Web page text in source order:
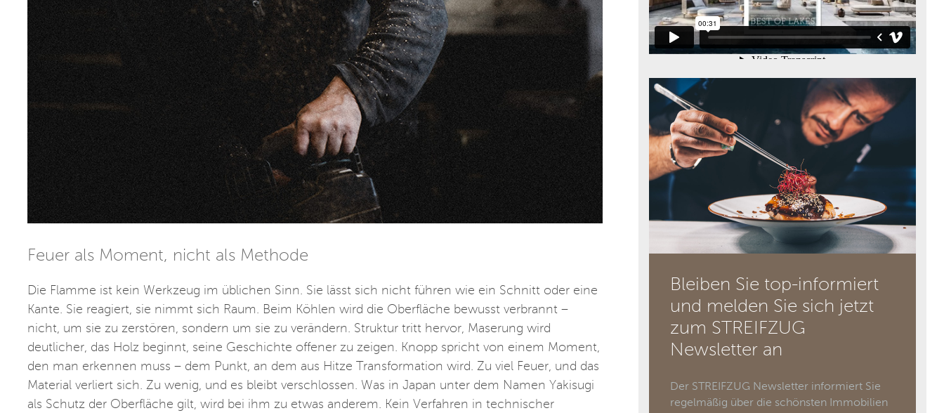
Feuer als Moment, nicht als Methode
Die Flamme ist kein Werkzeug im üblichen Sinn. Sie lässt sich nicht führen wie ein Schnitt oder eine
Kante. Sie reagiert, sie nimmt sich Raum. Beim Köhlen wird die Oberfläche bewusst verbrannt –
nicht, um sie zu zerstören, sondern um sie zu verändern. Struktur tritt hervor, Maserung wird
deutlicher, das Holz beginnt, seine Geschichte offener zu zeigen. Knopp spricht von einem Moment,
den man erkennen muss – dem Punkt, an dem aus Hitze Transformation wird. Zu viel Feuer, und das
Material verliert sich. Zu wenig, und es bleibt verschlossen. Was in Japan unter dem Namen Yakisugi
als Schutz der Oberfläche gilt, wird bei ihm zu etwas anderem. Kein Verfahren in technischer
Bleiben Sie top-informiert
und melden Sie sich jetzt
zum STREIFZUG
Newsletter an
Der STREIFZUG Newsletter informiert Sie
regelmäßig über die schönsten Immobilien